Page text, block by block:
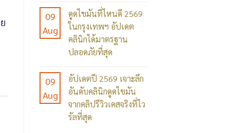
จริง
ไหม?
รวม
ทุก
เห็น
จาก
ผู้
ใช้
ลาดพร้าว
(Deva
Clinic)
ศูนย์
ทาง
ดูด
ไข
มัน
Comments
on
อัปเดต
ล่าสุด
คลินิก
ดูด
มัน
ที่ไหน
09
Aug
ดูดไขมันที่ไหนดี 2569
ในกรุงเทพฯ อัปเดต
คลินิกได้มาตรฐาน
ปลอดภัยที่สุด
Comments
on
ดูด
ไข
09
Aug
อัปเดตปี 2569 เจาะลึก
อันดับคลินิกดูดไขมัน
จากคลิปรีวิวเคสจริงที่ไว
รัลที่สุด